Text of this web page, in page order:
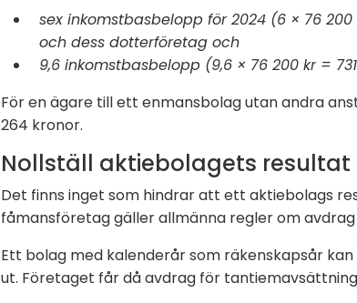
sex inkomstbasbelopp för 2024 (6 × 76
och dess dotterföretag och
9,6 inkomstbasbelopp (9,6 × 76 200 kr =
För en ägare till ett enmansbolag utan andra
264 kronor.
Nollställ aktiebolagets
Det finns inget som hindrar att ett aktiebolags
fåmansföretag gäller allmänna regler om
Ett bolag med kalenderår som räkenskapsår
ut. Företaget får då avdrag för